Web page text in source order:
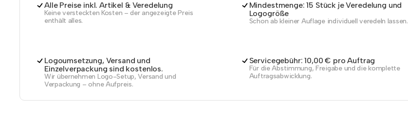
Alle Preise inkl. Artikel & Veredelung
Keine versteckten Kosten – der angezeigte Preis
enthält alles.
Mindestmenge: 15 Stück je Veredelung und
Logogröße
Schon ab kleiner Auflage individuell veredeln lassen.
Logoumsetzung, Versand und
Einzelverpackung sind kostenlos.
Wir übernehmen Logo-Setup, Versand und
Verpackung – ohne Aufpreis.
Servicegebühr: 10,00 € pro Auftrag
Für die Abstimmung, Freigabe und die komplette
Auftragsabwicklung.